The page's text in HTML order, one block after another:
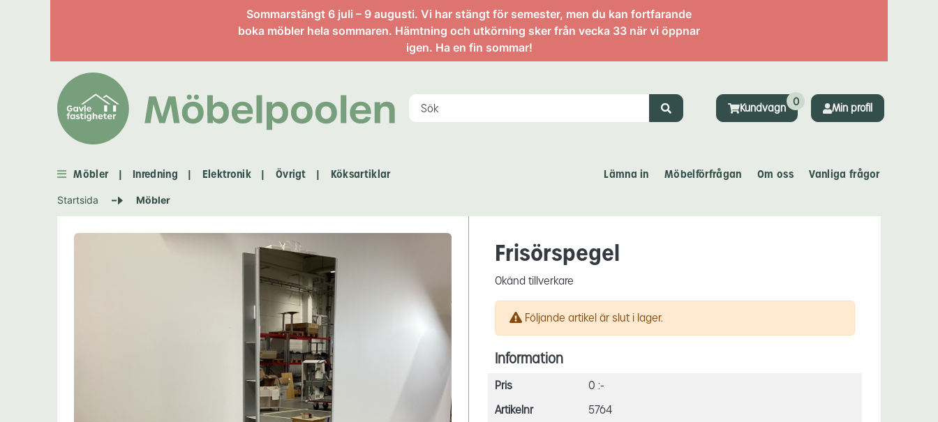
Sommarstängt 6 juli – 9 augusti. Vi har stängt för semester, men du kan fortfarande
boka möbler hela sommaren. Hämtning och utkörning sker från vecka 33 när vi öppnar
igen. Ha en fin sommar!
Kundvagn
0
Min profil
Möbler | Inredning | Elektronik | Övrigt | Köksartiklar Lämna in Möbelförfrågan Om oss Vanliga frågor
Startsida Möbler
Information om enskild artikel
Frisörspegel
Okänd tillverkare
Följande artikel är slut i lager.
Information
Pris
0 :-
Artikelnr
5764